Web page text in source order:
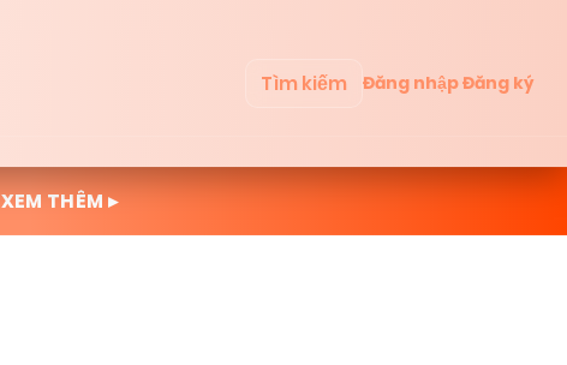
Tìm kiếm Đăng nhậpĐăng ký
XEM THÊM ▸